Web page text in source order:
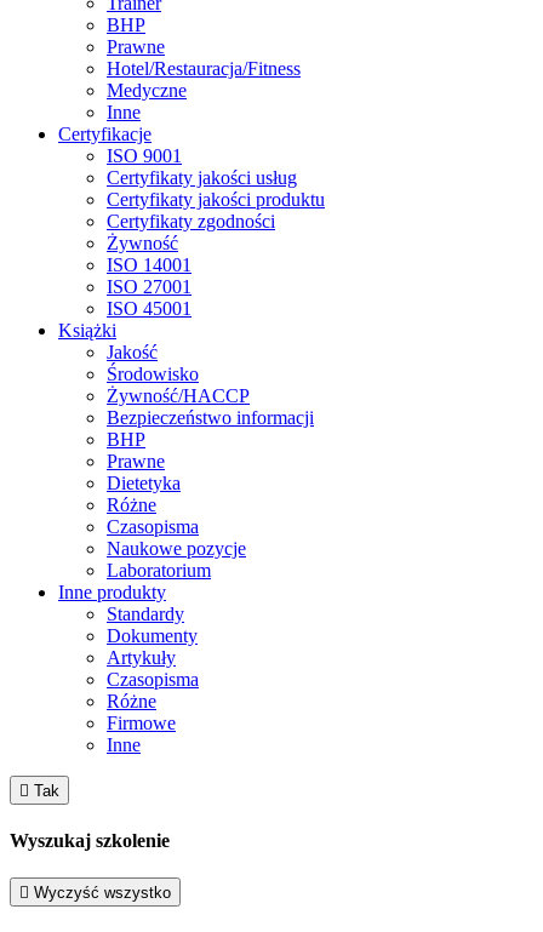
BHP
Prawne
Hotel/Restauracja/Fitness
Medyczne
Inne
Certyfikacje
ISO 9001
Certyfikaty jakości usług
Certyfikaty jakości produktu
Certyfikaty zgodności
Żywność
ISO 14001
ISO 27001
ISO 45001
Książki
Jakość
Środowisko
Żywność/HACCP
Bezpieczeństwo informacji
BHP
Prawne
Dietetyka
Różne
Czasopisma
Naukowe pozycje
Laboratorium
Inne produkty
Standardy
Dokumenty
Artykuły
Czasopisma
Różne
Firmowe
Inne
 Tak
Wyszukaj szkolenie
 Wyczyść wszystko